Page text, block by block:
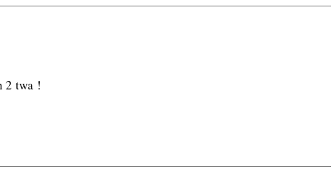
2 twa !